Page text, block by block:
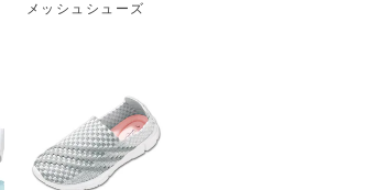
メッシュシューズ